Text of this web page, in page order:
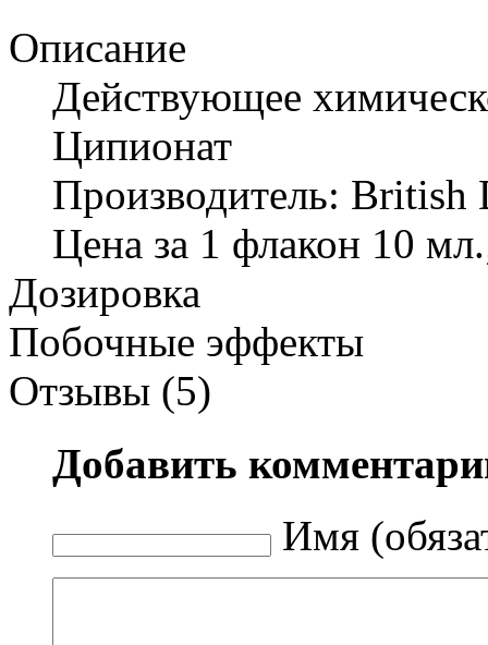
Описание
Действующее
Ципионат
Производитель: British
Цена за 1 флакон 10
Дозировка
Побочные эффекты
Отзывы (5)
Добавить
Имя